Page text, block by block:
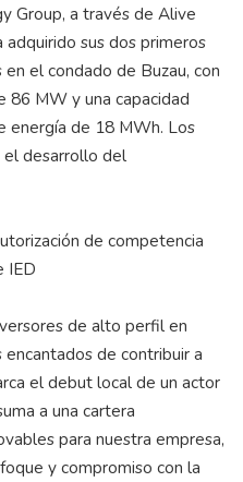
Group, a través de Alive
sus dos primeros
el condado de Buzau, con
86 MW y una capacidad
energía de 18 MWh. Los
desarrollo del
de competencia
IED
de alto perfil en
de contribuir a
el debut local de un actor
a una cartera
para nuestra empresa,
y compromiso con la